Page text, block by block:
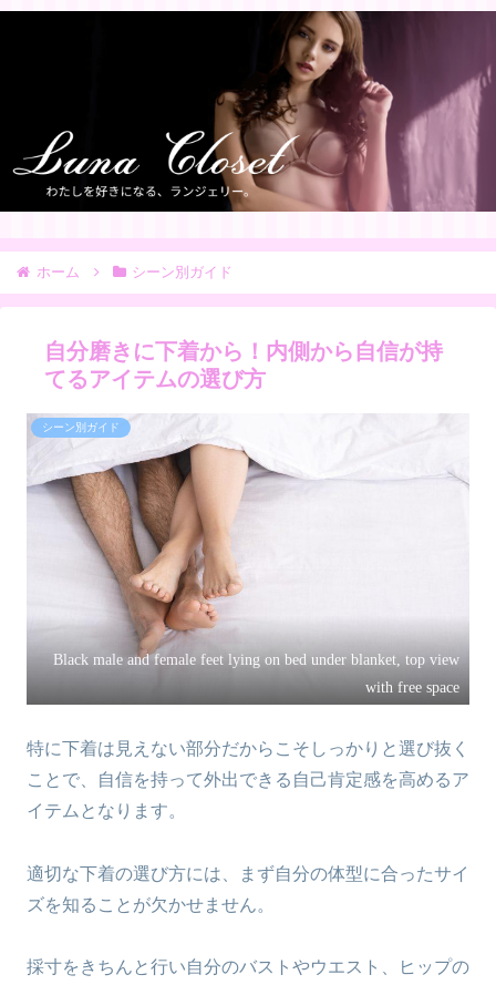
ホーム シーン別ガイド
自分磨きに下着から！内側から自信が持
てるアイテムの選び方
シーン別ガイド
Black male and female feet lying on bed under blanket, top view
with free space
特に下着は見えない部分だからこそしっかりと選び抜く
ことで、自信を持って外出できる自己肯定感を高めるア
イテムとなります。
適切な下着の選び方には、まず自分の体型に合ったサイ
ズを知ることが欠かせません。
採寸をきちんと行い自分のバストやウエスト、ヒップの